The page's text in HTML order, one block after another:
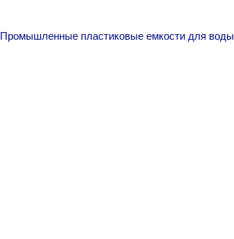
Промышленные пластиковые емкости для воды